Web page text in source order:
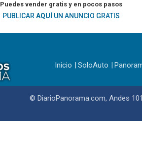
Puedes vender gratis y en pocos pasos
PUBLICARAQUÍ UN ANUNCIO GRATIS
Inicio SoloAuto
© DiarioPanorama.com, Andes